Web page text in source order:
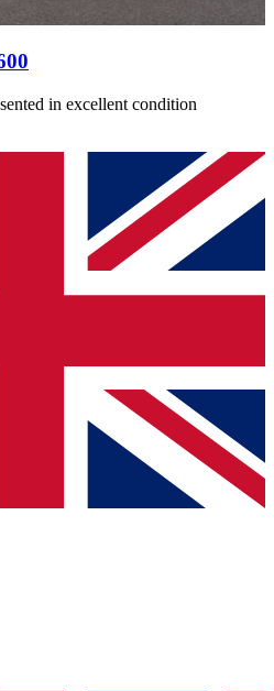
in excellent condition